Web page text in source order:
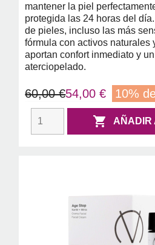
mantener la piel
protegida las 24 horas del
de pieles, incluso las más
fórmula con activos naturales
aportan confort inmediato y
aterciopelado.
60,00 €54,00 € 10%
 AÑADIR